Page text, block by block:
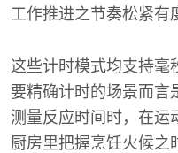
工作推进之节奏松紧有
这些计时模式均支持毫
要精确计时的场景而言
测量反应时间时，在运
厨房里把握烹饪火候之